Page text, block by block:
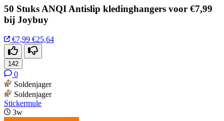
50 Stuks ANQI Antislip kledinghangers voor €7,99
bij Joybuy
€7,99 €25,64
142
0
Soldenjager
Soldenjager
Stickermule
3w